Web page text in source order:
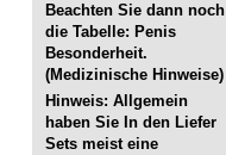
Beachten Sie dann noch
die Tabelle: Penis
Besonderheit.
(Medizinische Hinweise)
Hinweis: Allgemein
haben Sie In den Liefer
Sets meist eine